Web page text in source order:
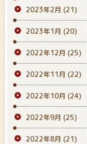
2023年2月 (21)
2023年1月 (20)
2022年12月 (25)
2022年11月 (22)
2022年10月 (24)
2022年9月 (25)
2022年8月 (21)